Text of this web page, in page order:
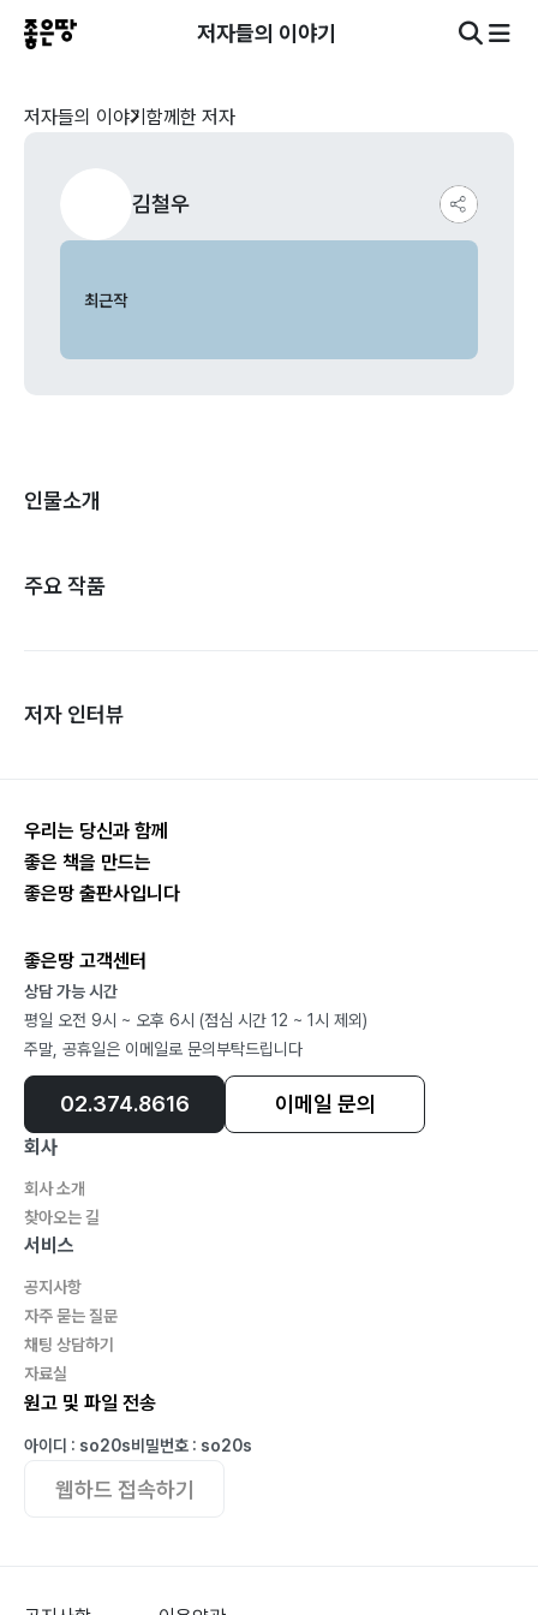
저자들의 이야기
저자들의 이야기 함께한 저자
김철우
최근작
인물소개
주요 작품
저자 인터뷰
우리는 당신과 함께
좋은 책을 만드는
좋은땅 출판사입니다
좋은땅 고객센터
상담 가능 시간
평일 오전 9시 ~ 오후 6시 (점심 시간 12 ~ 1시 제외)
주말, 공휴일은 이메일로 문의부탁드립니다
02.374.8616 이메일 문의
회사
회사 소개
찾아오는 길
서비스
공지사항
자주 묻는 질문
채팅 상담하기
자료실
원고 및 파일 전송
아이디 : so20s비밀번호 : so20s
웹하드 접속하기